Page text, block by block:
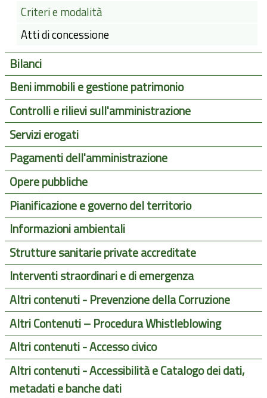
Criteri e modalità
Atti di concessione
Bilanci
Beni immobili e gestione patrimonio
Controlli e rilievi sull'amministrazione
Servizi erogati
Pagamenti dell'amministrazione
Opere pubbliche
Pianificazione e governo del territorio
Informazioni ambientali
Strutture sanitarie private accreditate
Interventi straordinari e di emergenza
Altri contenuti - Prevenzione della Corruzione
Altri Contenuti – Procedura Whistleblowing
Altri contenuti - Accesso civico
Altri contenuti - Accessibilità e Catalogo dei dati,
metadati e banche dati